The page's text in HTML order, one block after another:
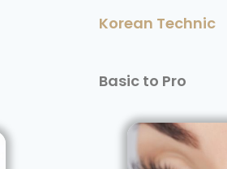
Korean Technic
Basic to Pro